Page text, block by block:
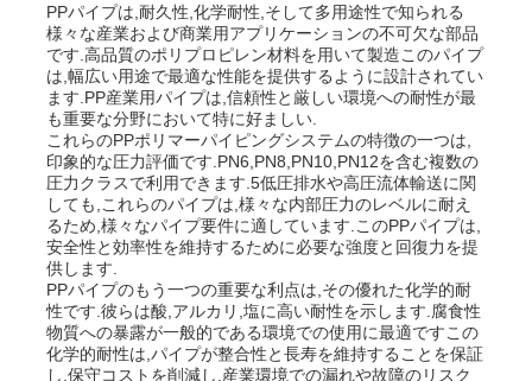
ホーム
製品
PPパイプは,耐久性,化学耐性,そして多用途性で知られる
様々な産業および商業用アプリケーションの不可欠な部品
です.高品質のポリプロピレン材料を用いて製造このパイプ
は,幅広い用途で最適な性能を提供するように設計されてい
ます.PP産業用パイプは,信頼性と厳しい環境への耐性が最
も重要な分野において特に好ましい.
これらのPPポリマーパイピングシステムの特徴の一つは,
印象的な圧力評価です.PN6,PN8,PN10,PN12を含む複数の
圧力クラスで利用できます.5低圧排水や高圧流体輸送に関
しても,これらのパイプは,様々な内部圧力のレベルに耐え
るため,様々なパイプ要件に適しています.このPPパイプは,
安全性と効率性を維持するために必要な強度と回復力を提
供します.
PPパイプのもう一つの重要な利点は,その優れた化学的耐
性です.彼らは酸,アルカリ,塩に高い耐性を示します.腐食性
物質への暴露が一般的である環境での使用に最適ですこの
化学的耐性は,パイプが整合性と長寿を維持することを保証
し,保守コストを削減し,産業環境での漏れや故障のリスク